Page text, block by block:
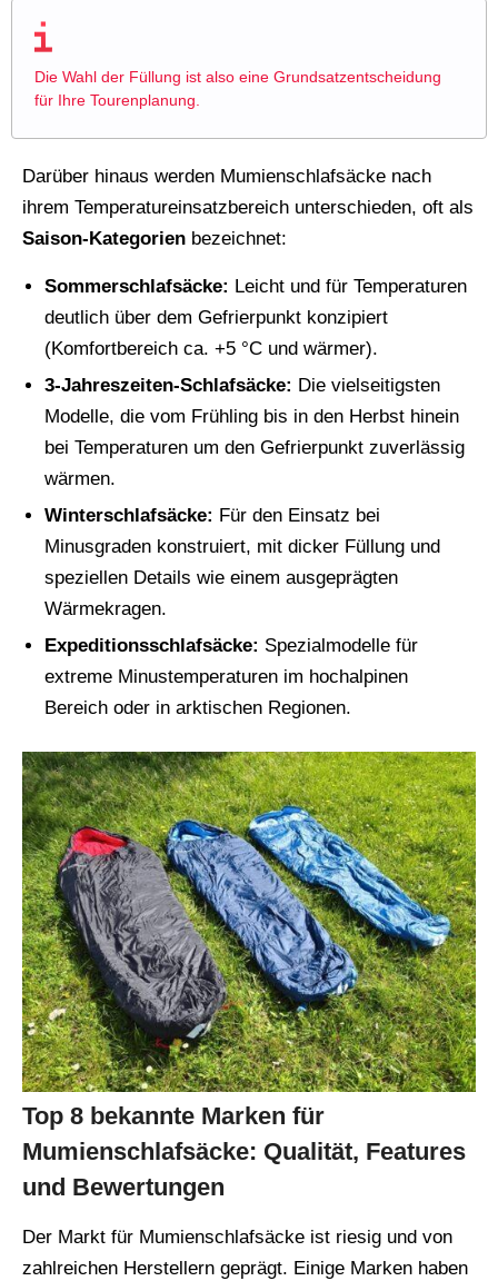
Die Wahl der Füllung ist also eine Grundsatzentscheidung
für Ihre Tourenplanung.
Darüber hinaus werden Mumienschlafsäcke nach
ihrem Temperatureinsatzbereich unterschieden, oft als
Saison-Kategorien bezeichnet:
Sommerschlafsäcke: Leicht und für Temperaturen
deutlich über dem Gefrierpunkt konzipiert
(Komfortbereich ca. +5 °C und wärmer).
3-Jahreszeiten-Schlafsäcke: Die vielseitigsten
Modelle, die vom Frühling bis in den Herbst hinein
bei Temperaturen um den Gefrierpunkt zuverlässig
wärmen.
Winterschlafsäcke: Für den Einsatz bei
Minusgraden konstruiert, mit dicker Füllung und
speziellen Details wie einem ausgeprägten
Wärmekragen.
Expeditionsschlafsäcke: Spezialmodelle für
extreme Minustemperaturen im hochalpinen
Bereich oder in arktischen Regionen.
Top 8 bekannte Marken für
Mumienschlafsäcke: Qualität, Features
und Bewertungen
Der Markt für Mumienschlafsäcke ist riesig und von
zahlreichen Herstellern geprägt. Einige Marken haben